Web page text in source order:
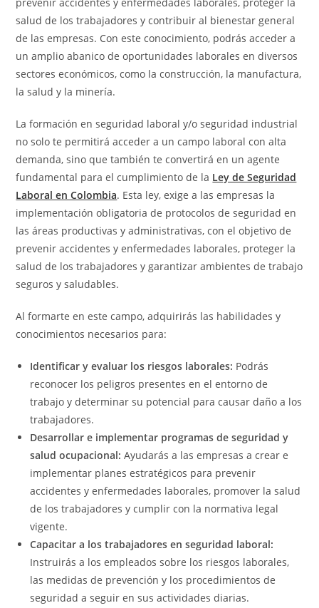
salud de los trabajadores y contribuir al bienestar general
de las empresas. Con este conocimiento, podrás acceder a
un amplio abanico de oportunidades laborales en diversos
sectores económicos, como la construcción, la manufactura,
la salud y la minería.
La formación en seguridad laboral y/o seguridad industrial
no solo te permitirá acceder a un campo laboral con alta
demanda, sino que también te convertirá en un agente
fundamental para el cumplimiento de la Ley de Seguridad
Laboral en Colombia. Esta ley, exige a las empresas la
implementación obligatoria de protocolos de seguridad en
las áreas productivas y administrativas, con el objetivo de
prevenir accidentes y enfermedades laborales, proteger la
salud de los trabajadores y garantizar ambientes de trabajo
seguros y saludables.
Al formarte en este campo, adquirirás las habilidades y
conocimientos necesarios para:
Identificar y evaluar los riesgos laborales: Podrás
reconocer los peligros presentes en el entorno de
trabajo y determinar su potencial para causar daño a los
trabajadores.
Desarrollar e implementar programas de seguridad y
salud ocupacional: Ayudarás a las empresas a crear e
implementar planes estratégicos para prevenir
accidentes y enfermedades laborales, promover la salud
de los trabajadores y cumplir con la normativa legal
vigente.
Capacitar a los trabajadores en seguridad laboral:
Instruirás a los empleados sobre los riesgos laborales,
las medidas de prevención y los procedimientos de
seguridad a seguir en sus actividades diarias.